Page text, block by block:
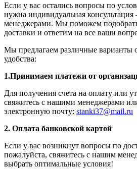
Если у вас остались вопросы по
нужна индивидуальная
менеджерами. Мы поможем
доставки и ответим на все ваши
Мы предлагаем различные варианты
удобства:
1.Принимаем платежи от
Для получения счета на оплату или
свяжитесь с нашими менеджерами
электронную почту: stanki37@mail.ru
2. Оплата банковской картой
Если у вас возникнут вопросы по
пожалуйста, свяжитесь с нашим
выбрать оптимальные условия!